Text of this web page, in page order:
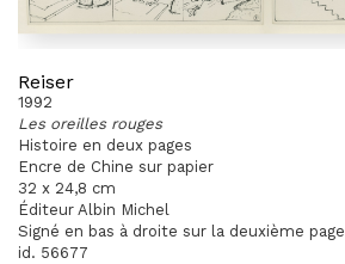
Reiser
1992
Les oreilles rouges
Histoire en deux pages
Encre de Chine sur papier
32 x 24,8 cm
Éditeur Albin Michel
Signé en bas à droite sur la deuxième page
id. 56677